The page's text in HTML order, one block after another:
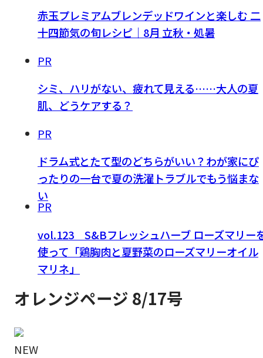
赤玉プレミアムブレンデッドワインと楽しむ 二
十四節気の旬レシピ｜8月 立秋・処暑
PR
シミ、ハリがない、疲れて見える……大人の夏
肌、どうケアする？
PR
ドラム式とたて型のどちらがいい？わが家にぴ
ったりの一台で夏の洗濯トラブルでもう悩まな
い
PR
vol.123 S&Bフレッシュハーブ ローズマリー
使って「鶏胸肉と夏野菜のローズマリーオイル
マリネ」
オレンジページ 8/17号
NEW